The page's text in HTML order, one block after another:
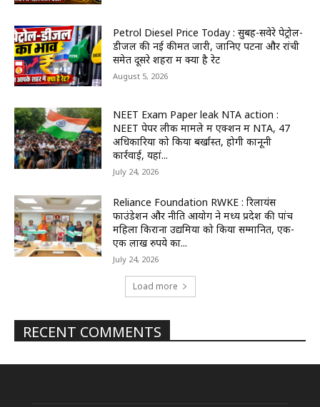
Petrol Diesel Price Today : सुबह-सवेरे पेट्रोल-
डीजल की नई कीमतें जारी, जानिए पटना और रांची
समेत दूसरे शहरों में क्या है रेट
August 5, 2026
NEET Exam Paper leak NTA action :
NEET पेपर लीक मामले में एक्शन में NTA, 47
अधिकारियों को किया बर्खास्त, होगी कानूनी
कार्रवाई, यहां...
July 24, 2026
Reliance Foundation RWKE : रिलायंस
फाउंडेशन और नीति आयोग ने मध्य प्रदेश की पांच
महिला किराना उद्यमियों को किया सम्मानित, एक-
एक लाख रुपये का...
July 24, 2026
Load more
RECENT COMMENTS